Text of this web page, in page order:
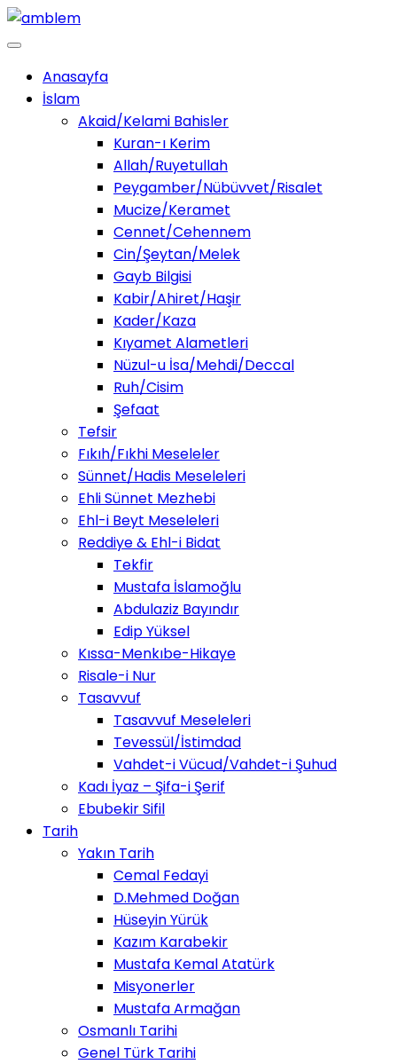
Anasayfa
İslam
Akaid/Kelami Bahisler
Kuran-ı Kerim
Allah/Ruyetullah
Peygamber/Nübüvvet/Risalet
Mucize/Keramet
Cennet/Cehennem
Cin/Şeytan/Melek
Gayb Bilgisi
Kabir/Ahiret/Haşir
Kader/Kaza
Kıyamet Alametleri
Nüzul-u İsa/Mehdi/Deccal
Ruh/Cisim
Şefaat
Tefsir
Fıkıh/Fıkhi Meseleler
Sünnet/Hadis Meseleleri
Ehli Sünnet Mezhebi
Ehl-i Beyt Meseleleri
Reddiye & Ehl-i Bidat
Tekfir
Mustafa İslamoğlu
Abdulaziz Bayındır
Edip Yüksel
Kıssa-Menkıbe-Hikaye
Risale-i Nur
Tasavvuf
Tasavvuf Meseleleri
Tevessül/İstimdad
Vahdet-i Vücud/Vahdet-i Şuhud
Kadı İyaz – Şifa-i Şerif
Ebubekir Sifil
Tarih
Yakın Tarih
Cemal Fedayi
D.Mehmed Doğan
Hüseyin Yürük
Kazım Karabekir
Mustafa Kemal Atatürk
Misyonerler
Mustafa Armağan
Osmanlı Tarihi
Genel Türk Tarihi